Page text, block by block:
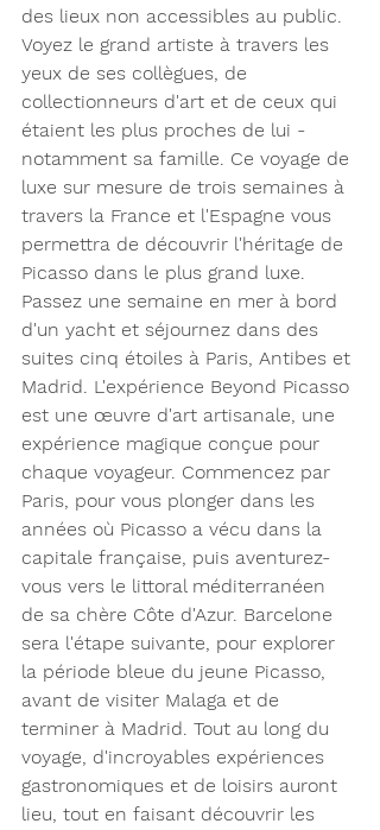
des lieux non accessibles au public.
Voyez le grand artiste à travers les
yeux de ses collègues, de
collectionneurs d'art et de ceux qui
étaient les plus proches de lui -
notamment sa famille. Ce voyage de
luxe sur mesure de trois semaines à
travers la France et l'Espagne vous
permettra de découvrir l'héritage de
Picasso dans le plus grand luxe.
Passez une semaine en mer à bord
d'un yacht et séjournez dans des
suites cinq étoiles à Paris, Antibes et
Madrid. L'expérience Beyond Picasso
est une œuvre d'art artisanale, une
expérience magique conçue pour
chaque voyageur. Commencez par
Paris, pour vous plonger dans les
années où Picasso a vécu dans la
capitale française, puis aventurez-
vous vers le littoral méditerranéen
de sa chère Côte d'Azur. Barcelone
sera l'étape suivante, pour explorer
la période bleue du jeune Picasso,
avant de visiter Malaga et de
terminer à Madrid. Tout au long du
voyage, d'incroyables expériences
gastronomiques et de loisirs auront
lieu, tout en faisant découvrir les